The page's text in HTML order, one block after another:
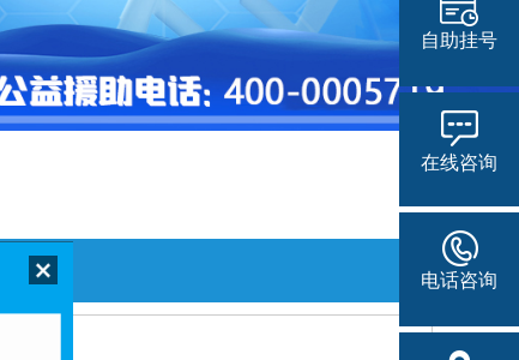
自助挂号
在线咨询
电话咨询